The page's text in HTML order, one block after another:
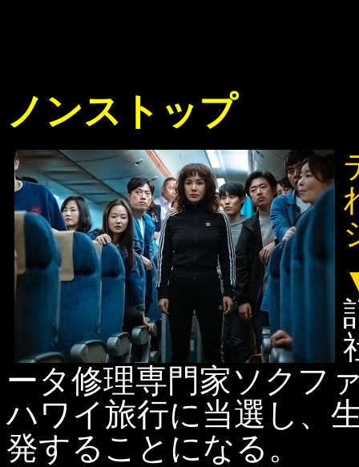
ノンストップ
ータ修理専門家ソクフ
ハワイ旅行に当選し、
発することになる。